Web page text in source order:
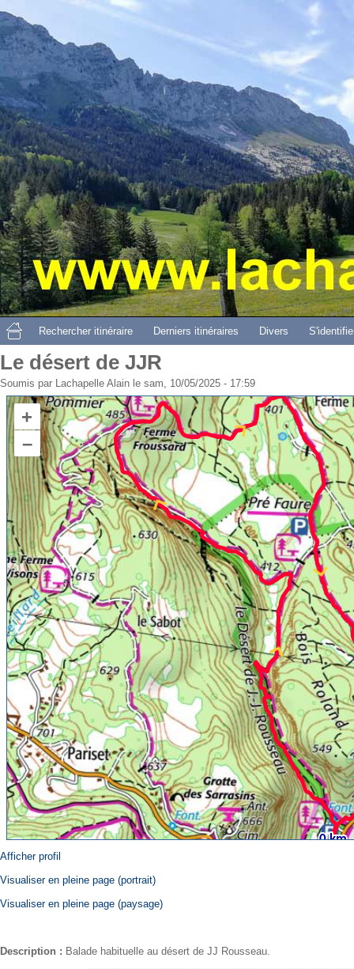
Aller
Le désert de JJR
Soumis par Lachapelle Alain le sam, 10/05/2025 - 17:59
Afficher profil
Visualiser en pleine page (portrait)
Visualiser en pleine page (paysage)
Description : Balade habituelle au désert de JJ Rousseau.
Rechercher itinéraire Derniers itinéraires Divers